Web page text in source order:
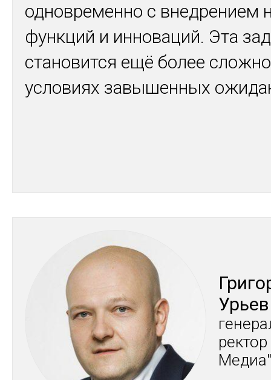
одновременно с внедрением
функций и инноваций. Эта
становится ещё более
условиях завышенных
Урь­ев
Ме­диа"